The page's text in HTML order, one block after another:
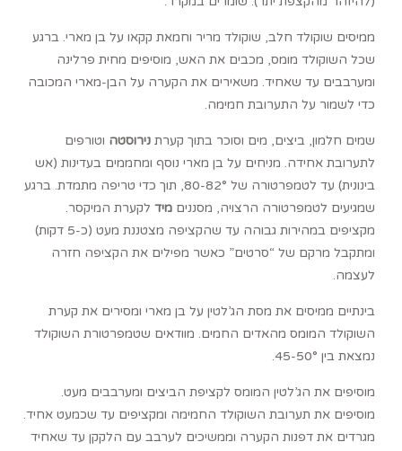
ממיסים שוקולד חלב, שוקולד מריר וחמאת קקאו על בן מארי. ברגע
שכל השוקולד מומס, מכבים את האש, מוסיפים מחית פרלינה
ומערבבים עד שאחיד. משאירים את הקערה על הבן-מארי המכובה
כדי לשמור על התערובת חמימה.
שמים חלמון, ביצים, מים וסוכר בתוך קערתנירוסטה וטורפים
לתערובת אחידה. מניחים על בן מארי נוסף ומחממים בעדינות (אש
בינונית) עד לטמפרטורה של 80-82°, תוך כדי טריפה מתמדת. ברגע
שמגיעים לטמפרטורה הרצויה, מסנניםמיד לקערת המיקסר.
מקציפים במהירות גבוהה עד שהקציפה מצטננת מעט (כ-5 דקות)
ומתקבל מרקם של “סרטים” כאשר מפילים את הקציפה חזרה
לעצמה.
בינתיים ממיסים את מסת הג’לטין על בן מארי ומסירים את קערת
השוקולד המומס מהאדים החמים. מוודאים שטמפרטורת השוקולד
נמצאת בין 45-50°.
מוסיפים את הג’לטין המומס לקציפת הביצים ומערבבים מעט.
מוסיפים את תערובת השוקולד החמימה ומקציפים עד שכמעט אחיד.
מגרדים את דפנות הקערה וממשיכים לערבב עם הלקקן עד שאחיד